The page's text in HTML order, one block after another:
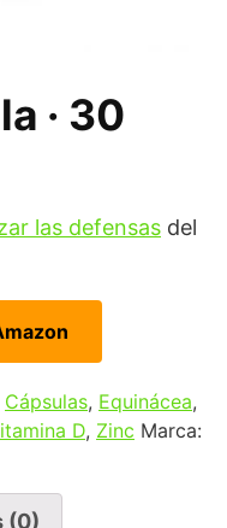
· 30
las defensas del
Cápsulas, Equinácea,
D, Zinc Marca:
(0)